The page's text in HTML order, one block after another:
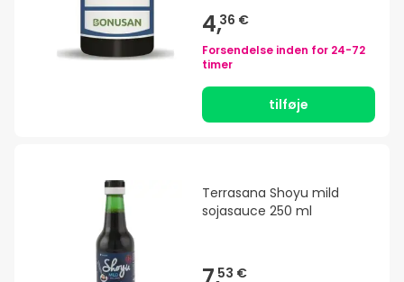
4,36 €
Forsendelse inden for 24-72
timer
tilføje
Terrasana Shoyu mild
sojasauce 250 ml
53 €